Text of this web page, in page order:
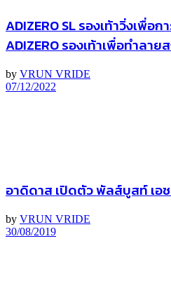
ADIZERO SL รองเท้าวิ่งเพื่อ
ADIZERO รองเท้าเพื่อทำลา
by VRUN VRIDE
07/12/2022
อาดิดาส เปิดตัว พัลส์บูสท์ เอ
by VRUN VRIDE
30/08/2019